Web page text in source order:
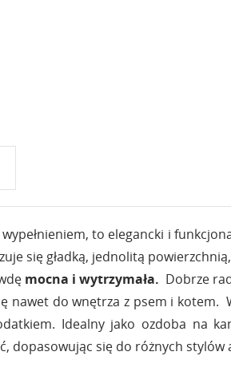
wypełnieniem, to elegancki i
się gładką, jednolitą
mocna i wytrzymała. Dobrze
nawet do wnętrza z psem i kotem.
Idealny jako ozdoba na
dopasowując się do różnych stylów